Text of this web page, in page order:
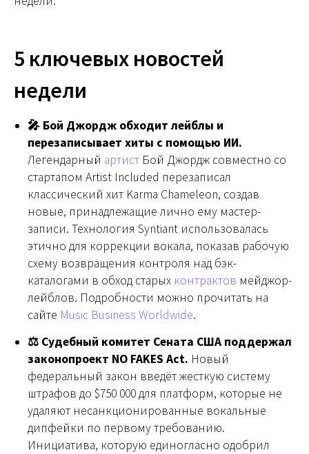
5 ключевых новостей
недели
🎤 Бой Джордж обходит лейблы и
перезаписывает хиты с помощью ИИ.
Легендарный артист Бой Джордж совместно со
стартапом Artist Included перезаписал
классический хит Karma Chameleon, создав
новые, принадлежащие лично ему мастер-
записи. Технология Syntiant использовалась
этично для коррекции вокала, показав рабочую
схему возвращения контроля над бэк-
каталогами в обход старых контрактов мейджор-
лейблов. Подробности можно прочитать на
сайте Music Business Worldwide.
⚖️ Судебный комитет Сената США поддержал
законопроект NO FAKES Act. Новый
федеральный закон введёт жесткую систему
штрафов до $750 000 для платформ, которые не
удаляют несанкционированные вокальные
дипфейки по первому требованию.
Инициатива, которую единогласно одобрил